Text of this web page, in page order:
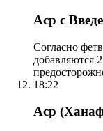
Аср с
Согласно
добавляются
18:22
Аср